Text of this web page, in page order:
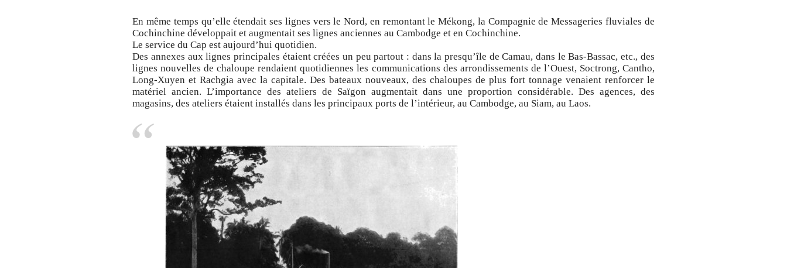
En même temps qu’elle étendait ses lignes vers le Nord, en remontant le Mékong, la Compagnie de Messageries fluviales de
Cochinchine développait et augmentait ses lignes anciennes au Cambodge et en Cochinchine.
Le service du Cap est aujourd’hui quotidien.
Des annexes aux lignes principales étaient créées un peu partout : dans la presqu’île de Camau, dans le Bas-Bassac, etc., des
lignes nouvelles de chaloupe rendaient quotidiennes les communications des arrondissements de l’Ouest, Soctrong, Cantho,
Long-Xuyen et Rachgia avec la capitale. Des bateaux nouveaux, des chaloupes de plus fort tonnage venaient renforcer le
matériel ancien. L’importance des ateliers de Saïgon augmentait dans une proportion considérable. Des agences, des
magasins, des ateliers étaient installés dans les principaux ports de l’intérieur, au Cambodge, au Siam, au Laos.